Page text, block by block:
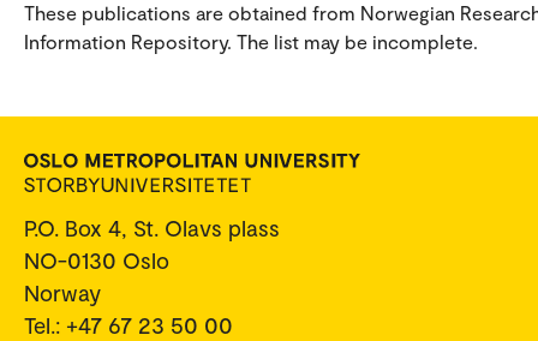
These publications are obtained from Norwegian
Information Repository. The list may be incomplete.
P.O. Box 4, St. Olavs plass
NO-0130 Oslo
Norway
Tel.: +47 67 23 50 00